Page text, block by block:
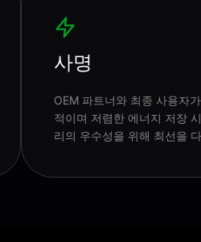
사명
OEM 파트너와 최종 사용자
적이며 저렴한 에너지 저장
리의 우수성을 위해 최선을